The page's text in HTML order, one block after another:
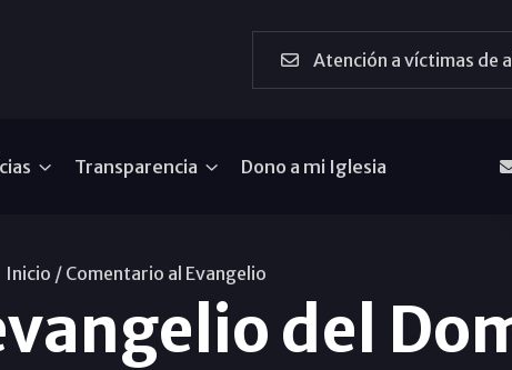
Atención a víctimas de
Transparencia Dono a mi Iglesia
Inicio / Comentario al Evangelio
del